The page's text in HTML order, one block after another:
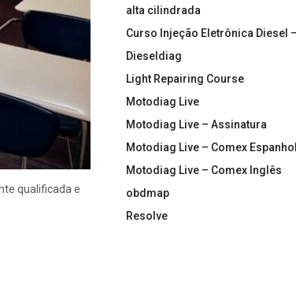
qualificada e
alta cilindrada
Curso Injeção Eletrônica Diesel
Dieseldiag
Light Repairing Course
Motodiag Live
Motodiag Live – Assinatura
Motodiag Live – Comex Espanhol
Motodiag Live – Comex Inglês
obdmap
Resolve